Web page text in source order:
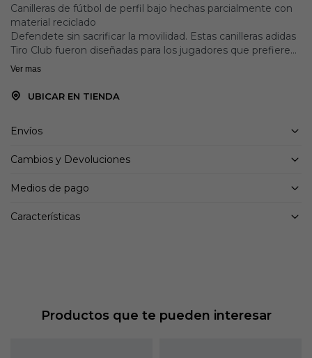
Canilleras de fútbol de perfil bajo hechas parcialmente con
material reciclado
Defendete sin sacrificar la movilidad. Estas canilleras adidas
Tiro Club fueron diseñadas para los jugadores que prefieren
la comodidad de las almohadillas que se incorporan a sus
incorpora un refuerzo interior de EVA que absorbe los
Detalles
polipropileno reciclado
Placa dura y flexible perforada
Ver mas
UBICAR EN TIENDA
Envíos
Cambios y Devoluciones
Medios de pago
Características
Productos que te pueden interesar